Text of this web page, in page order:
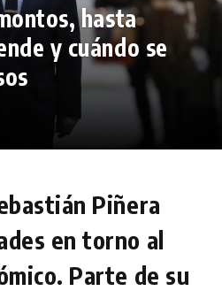
hasta
y cuándo se
Piñera
en torno al
Parte de su